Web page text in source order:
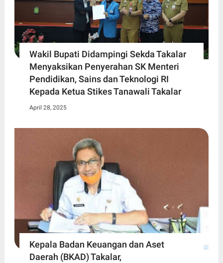
Wakil Bupati Didampingi Sekda Takalar
Menyaksikan Penyerahan SK Menteri
Pendidikan, Sains dan Teknologi RI
Kepada Ketua Stikes Tanawali Takalar
April 28, 2025
Kepala Badan Keuangan dan Aset
Daerah (BKAD) Takalar,